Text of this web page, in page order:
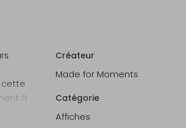
cette
à
Créateur
Made for Moments
Catégorie
Affiches